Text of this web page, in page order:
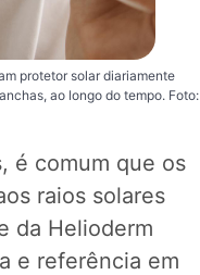
protetor solar diariamente
ao longo do tempo. Foto:
é comum que os
raios solares
da Helioderm
e referência em